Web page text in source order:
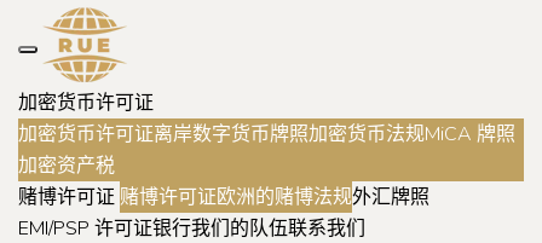
加密货币许可证
加密货币许可证离岸数字货币牌照加密货币法规MiCA 牌照
加密资产税
赌博许可证 赌博许可证欧洲的赌博法规外汇牌照
EMI/PSP 许可证银行我们的队伍联系我们